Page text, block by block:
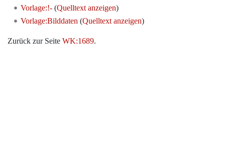
Vorlage:!-(Quelltext anzeigen)
Vorlage:Bilddaten (Quelltext anzeigen)
Zurück zur Seite WK:1689.